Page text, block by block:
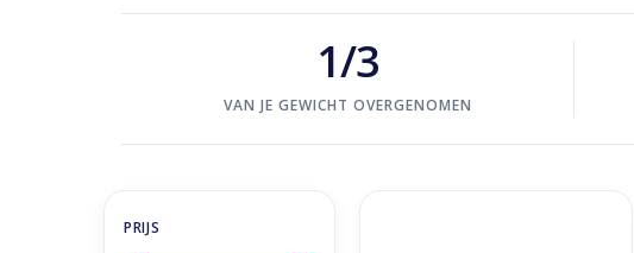
1/3
VAN JE GEWICHT OVERGENOMEN